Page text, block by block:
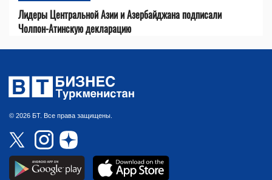
Лидеры Центральной Азии и Азербайджана подписали
Чолпон-Атинскую декларацию
© 2026 БТ. Все права защищены.